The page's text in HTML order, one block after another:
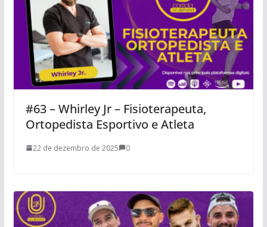
#63 – Whirley Jr – Fisioterapeuta,
Ortopedista Esportivo e Atleta
22 de dezembro de 2025 0